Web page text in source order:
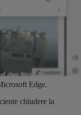
Edge.
chiudere la